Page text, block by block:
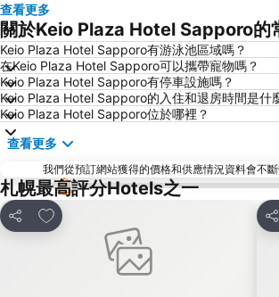
查看更多
關於Keio Plaza Hotel Sapporo的
Keio Plaza Hotel Sapporo有游泳池區域嗎？
在Keio Plaza Hotel Sapporo可以攜帶寵物嗎？
Keio Plaza Hotel Sapporo有停車設施嗎？
Keio Plaza Hotel Sapporo的入住和退房時間是什
Keio Plaza Hotel Sapporo位於哪裡？
查看更多
我們從預訂網站獲得的價格和供應情況資料會不
札幌最高評分Hotels之一
分享
放到收藏夾
分